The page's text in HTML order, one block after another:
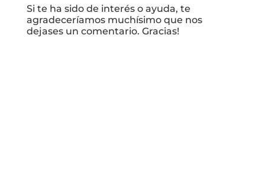
Si te ha sido de interés o ayuda, te
agradeceríamos muchísimo que nos
dejases un comentario. Gracias!